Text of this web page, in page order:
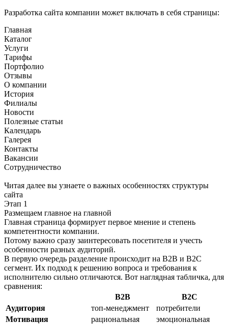
Разработка сайта компании может включать в себя страницы:
Главная
Каталог
Услуги
Тарифы
Портфолио
Отзывы
О компании
История
Филиалы
Новости
Полезные статьи
Календарь
Галерея
Контакты
Вакансии
Сотрудничество
Читая далее вы узнаете о важных особенностях структуры
сайта
Этап 1
Размещаем главное на главной
Главная страница формирует первое мнение и степень
компетентности компании.
Потому важно сразу заинтересовать посетителя и учесть
особенности разных аудиторий.
В первую очередь разделение происходит на В2В и В2С
сегмент. Их подход к решению вопроса и требования к
исполнителю сильно отличаются. Вот наглядная табличка, для
сравнения:
B2B
B2C
Аудитория
топ-менеджмент
потребители
Мотивация
рациональная
эмоциональная